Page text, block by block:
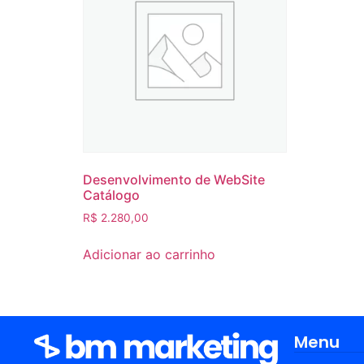
Desenvolvimento de WebSite
Catálogo
R$ 2.280,00
Adicionar ao carrinho
Menu